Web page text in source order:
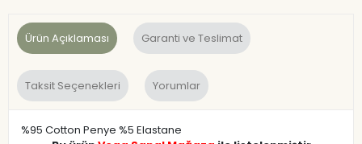
Ürün Açıklaması Garanti ve Teslimat
Taksit Seçenekleri Yorumlar
%95 Cotton Penye %5 Elastane